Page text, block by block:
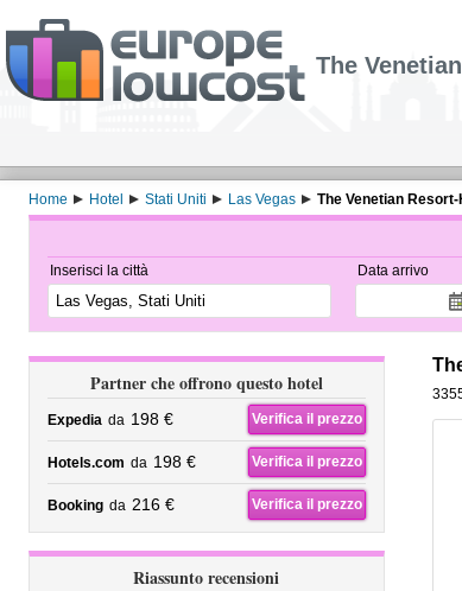
The
Home Hotel Stati Uniti Las Vegas The Venetian
Inserisci la città Data arrivo
Partner che offrono questo hotel
Expedia da 198 € Verifica il prezzo
Hotels.com da 198 € Verifica il prezzo
Booking da 216 € Verifica il prezzo
Riassunto recensioni